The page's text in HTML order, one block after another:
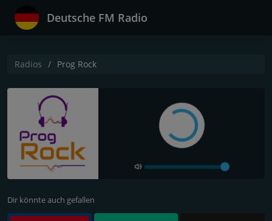
Deutsche FM Radio
Radios Prog Rock
Dir könnte auch gefallen